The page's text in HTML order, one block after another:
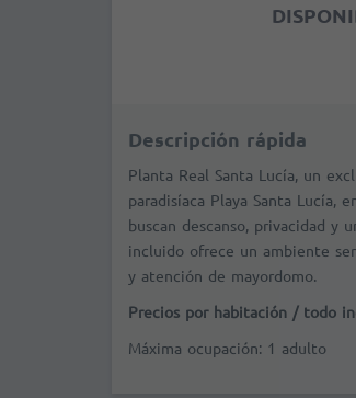
Descripción rápida
Planta Real Santa Lucía, un
paradisíaca Playa Santa Lucía,
buscan descanso, privacidad y
incluido ofrece un ambiente
y atención de mayordomo.
Precios por habitación / todo
Máxima ocupación: 1 adulto